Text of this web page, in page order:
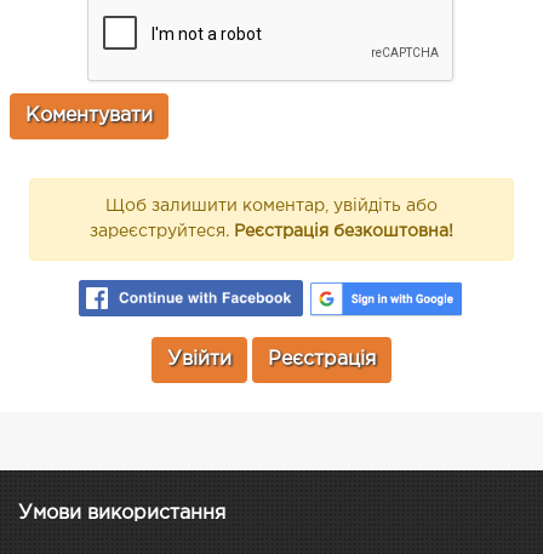
Щоб залишити коментар, увійдіть або
зареєструйтеся. Реєстрація безкоштовна!
Увійти Реєстрація
Умови використання